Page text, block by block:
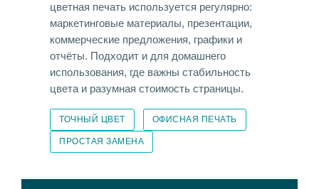
цветная печать используется регулярно:
маркетинговые материалы, презентации,
коммерческие предложения, графики и
отчёты. Подходит и для домашнего
использования, где важны стабильность
цвета и разумная стоимость страницы.
ТОЧНЫЙ ЦВЕТ ОФИСНАЯ ПЕЧАТЬ
ПРОСТАЯ ЗАМЕНА